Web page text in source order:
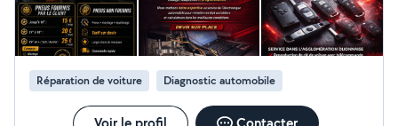
conseils personnalisés et une transparence totale.
Réparation de voiture Diagnostic automobile